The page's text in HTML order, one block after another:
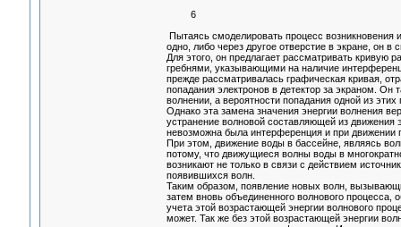
6
Пытаясь смоделировать процесс
одно, либо через другое отверстие в экране, он
Для этого, он предлагает рассматривать кривую
гребнями, указывающими на наличие
прежде рассматривалась графическая кривая,
попадания электронов в детектор за экраном. Он
волнении, а вероятности попадания одной из
Однако эта замена значения энергии волнения
устранение волновой составляющей из
невозможна была интерференция и при движении
При этом, движение воды в бассейне, являясь
потому, что движущиеся волны воды в
возникают не только в связи с действием
появившихся волн.
Таким образом, появление новых волн,
затем вновь объединенного волнового
учета этой возрастающей энергии волнового
может. Так же без этой возрастающей энергии